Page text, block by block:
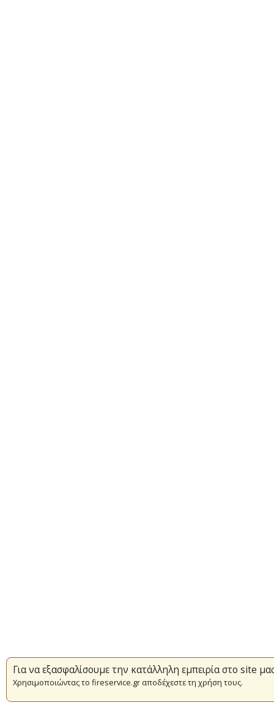
Για να εξασφαλίσουμε την κατάλληλη εμπειρία στο site
Χρησιμοποιώντας το fireservice.gr αποδέχεστε τη χρήση τους.